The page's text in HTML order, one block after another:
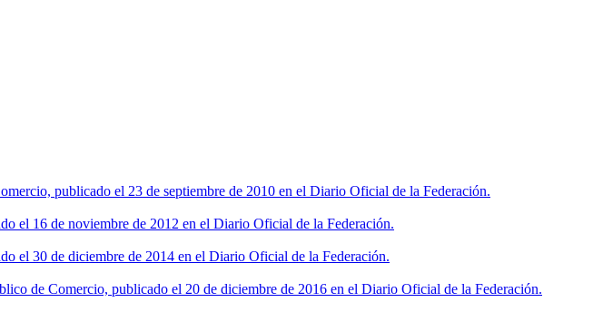
publicado el 23 de septiembre de 2010 en el Diario Oficial de la Federación.
el 16 de noviembre de 2012 en el Diario Oficial de la Federación.
el 30 de diciembre de 2014 en el Diario Oficial de la Federación.
de Comercio, publicado el 20 de diciembre de 2016 en el Diario Oficial de la Federación.